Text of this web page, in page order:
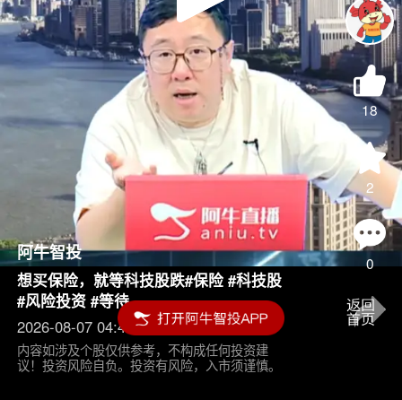
Play
Video
18
2
0
阿牛智投
想买保险，就等科技股跌#保险 #科技股
#风险投资 #等待
2026-08-07 04:45
内容如涉及个股仅供参考，不构成任何投资建
议！投资风险自负。投资有风险，入市须谨慎。